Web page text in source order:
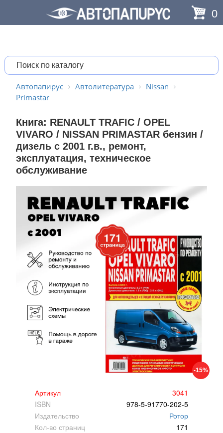
0
Автопапирус Автолитература
Nissan
Primastar
Книга: RENAULT TRAFIC / OPEL
VIVARO / NISSAN PRIMASTAR бензин /
дизель с 2001 г.в., ремонт,
эксплуатация, техническое
обслуживание
-15%
Артикул
3041
ISBN
978-5-91770-202-5
Издательство
Ротор
Кол-во страниц
171